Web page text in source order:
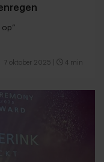
op”
7 oktober 2025 4 min